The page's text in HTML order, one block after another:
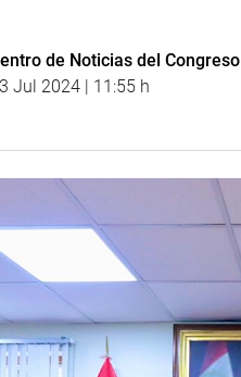
de Noticias del Congreso
Jul 2024 | 11:55 h